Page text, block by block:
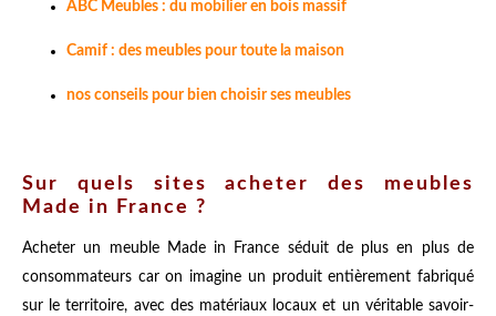
ABC Meubles : du mobilier en bois massif
Camif : des meubles pour toute la maison
nos conseils pour bien choisir ses meubles
Sur quels sites acheter des meubles
Made in France ?
Acheter un meuble Made in France séduit de plus en plus de
consommateurs car on imagine un produit entièrement fabriqué
sur le territoire, avec des matériaux locaux et un véritable savoir-